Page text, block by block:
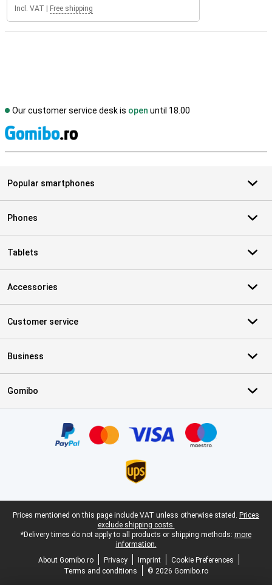
Incl. VAT Free shipping
Our customer service desk is open until 18.00
Popular smartphones
Phones
Tablets
Accessories
Customer service
Business
Gomibo
Legal footer
Prices mentioned on this page include VAT unless otherwise stated. Prices
exclude shipping costs.
*Delivery times do not apply to all products or shipping methods: more
information.
About Gomibo.ro
Privacy Imprint
Cookie Preferences
Terms and conditions
© 2026 Gomibo.ro